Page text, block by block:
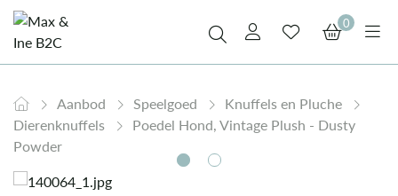
0
Aanbod Speelgoed
Knuffels en Pluche
Dierenknuffels
Poedel Hond, Vintage Plush - Dusty
Powder